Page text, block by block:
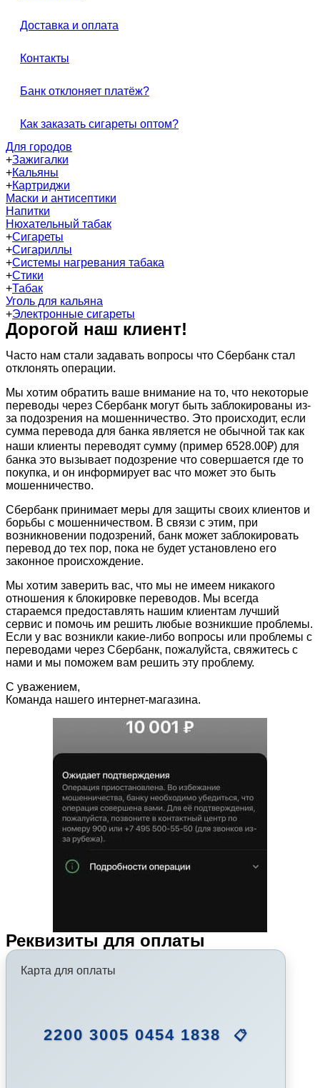
Доставка и оплата
Контакты
Банк отклоняет платёж?
Как заказать сигареты оптом?
Для городов
+Зажигалки
+Кальяны
+Картриджи
Маски и антисептики
Напитки
Нюхательный табак
+Сигареты
+Сигариллы
+Системы нагревания табака
+Стики
+Табак
Уголь для кальяна
+Электронные сигареты
Дорогой наш клиент!
Часто нам стали задавать вопросы что Сбербанк стал
отклонять операции.
Мы хотим обратить ваше внимание на то, что некоторые
переводы через Сбербанк могут быть заблокированы из-
за подозрения на мошенничество. Это происходит, если
сумма перевода для банка является не обычной так как
наши клиенты переводят сумму (пример 6528.00₽) для
банка это вызывает подозрение что совершается где то
покупка, и он информирует вас что может это быть
мошенничество.
Сбербанк принимает меры для защиты своих клиентов и
борьбы с мошенничеством. В связи с этим, при
возникновении подозрений, банк может заблокировать
перевод до тех пор, пока не будет установлено его
законное происхождение.
Мы хотим заверить вас, что мы не имеем никакого
отношения к блокировке переводов. Мы всегда
стараемся предоставлять нашим клиентам лучший
сервис и помочь им решить любые возникшие проблемы.
Если у вас возникли какие-либо вопросы или проблемы с
переводами через Сбербанк, пожалуйста, свяжитесь с
нами и мы поможем вам решить эту проблему.
С уважением,
Команда нашего интернет-магазина.
Реквизиты для оплаты
Карта для оплаты
2200 3005 0454 1838 📋